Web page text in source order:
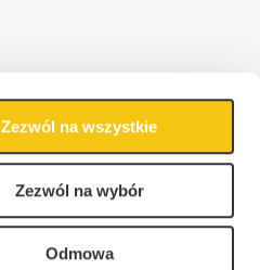
Zezwól na wszystkie
Zezwól na wybór
Odmowa